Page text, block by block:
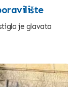
je glavata